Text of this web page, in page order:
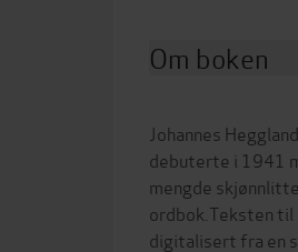
Om boken
Johannes
debuterte i 1941
mengde
ordbok.Teksten til